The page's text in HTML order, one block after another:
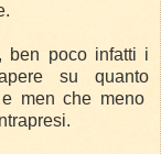
ben poco infatti i
su quanto
men che meno